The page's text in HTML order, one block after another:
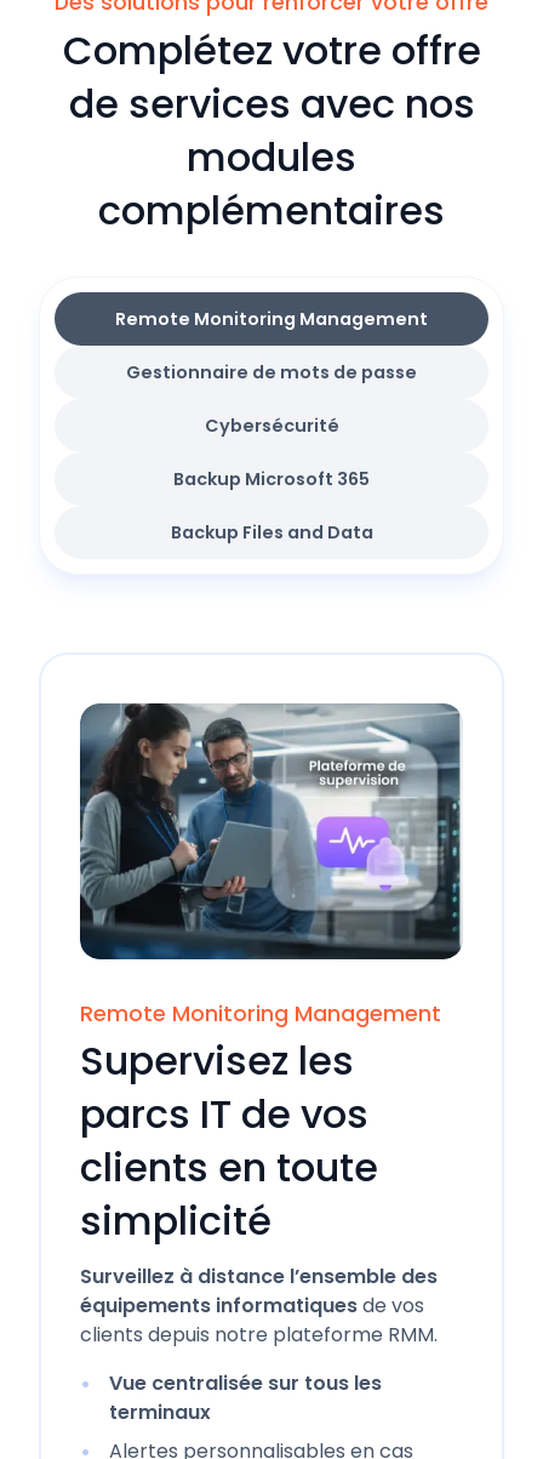
Complétez votre offre
de services avec nos
modules
complémentaires
Remote Monitoring Management
Gestionnaire de mots de passe
Cybersécurité
Backup Microsoft 365
Backup Files and Data
Remote Monitoring Management
Supervisez les
parcs IT de vos
clients en toute
simplicité
Surveillez à distance l’ensemble des
équipements informatiquesde vos
clients depuis notre plateforme RMM.
Vue centralisée sur tous les
terminaux
Alertes personnalisables en cas